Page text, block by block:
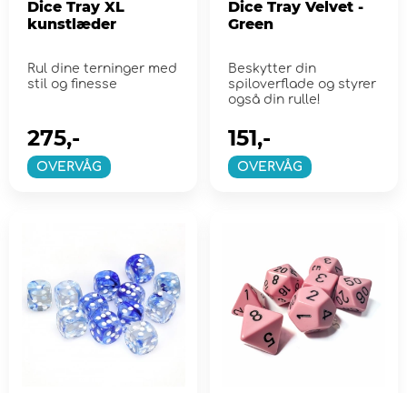
Dice Tray XL
kunstlæder
Rul dine terninger med
stil og finesse
OVERVÅG
275,-
Dice Tray Velvet -
Green
Beskytter din
spiloverflade og styrer
også din rulle!
OVERVÅG
151,-